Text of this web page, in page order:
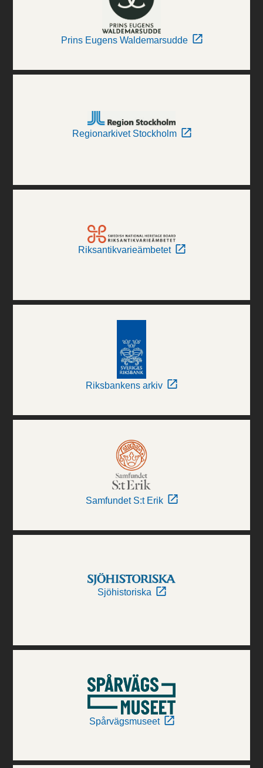
Prins Eugens Waldemarsudde
Regionarkivet Stockholm
Riksantikvarieämbetet
Riksbankens arkiv
Samfundet S:t Erik
Sjöhistoriska
Spårvägsmuseet